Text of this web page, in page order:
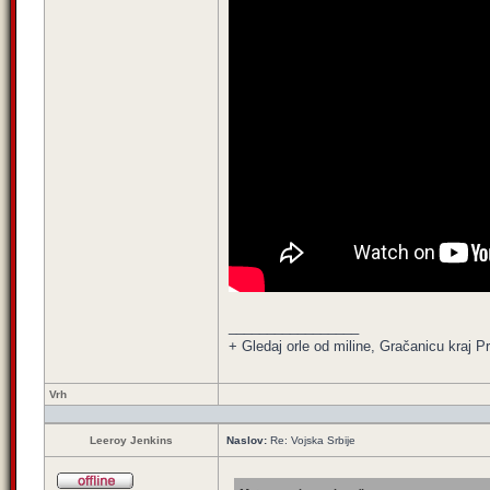
+ Gledaj orle od miline, Gračanicu kraj
Vrh
Leeroy Jenkins Naslov: Re: Vojska Srbije